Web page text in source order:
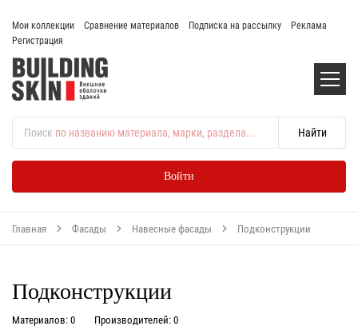
Мои коллекции Сравнение материалов Подписка на рассылку
Реклама
Регистрация
Поиск по названию материала, марки, раздела...
Войти
Главная Фасады Навесные фасады Подконструкции
Подконструкции
Материалов: 0 Производителей: 0